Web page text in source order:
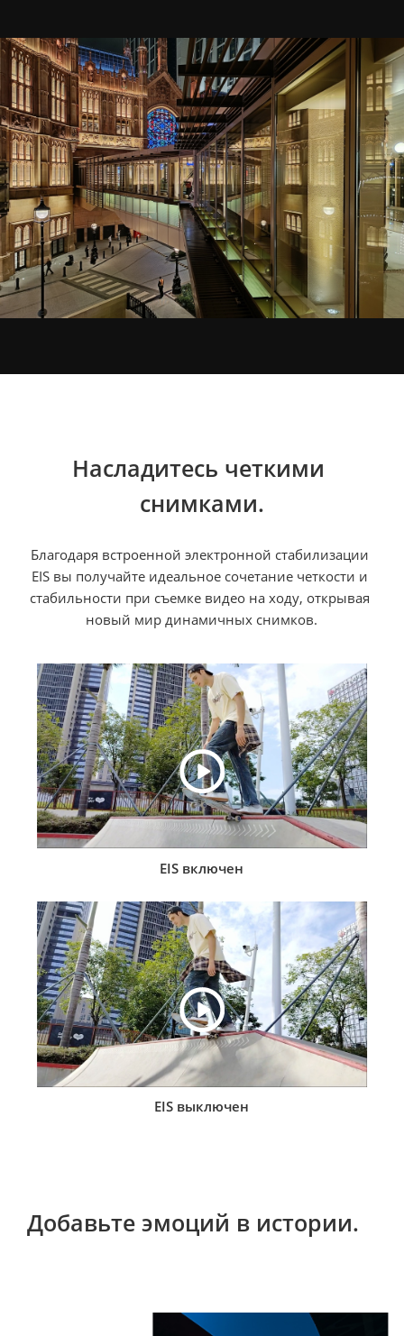
Насладитесь четкими
снимками.
Благодаря встроенной электронной стабилизации
EIS вы получайте идеальное сочетание четкости и
стабильности при съемке видео на ходу, открывая
новый мир динамичных снимков.
EIS включен
EIS выключен
Добавьте эмоций в истории.